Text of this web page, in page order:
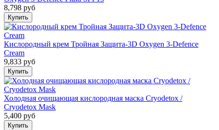
8,798 руб
Кислородный крем Тройная Защита-3D Oxygen 3-Defence
Cream
9,833 руб
Холодная очищающая кислородная маска Cryodetox /
Cryodetox Mask
5,400 руб